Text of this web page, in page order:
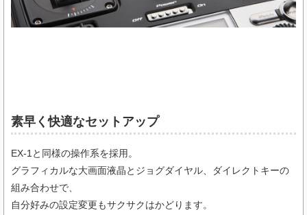
素早く快適なセットアップ
EX-1と同様の操作系を採用。
グラフィカルな大画面液晶とジョグダイヤル、ダイレクトキーの
組み合わせで、
自分好みの設定変更もサクサクはかどります。